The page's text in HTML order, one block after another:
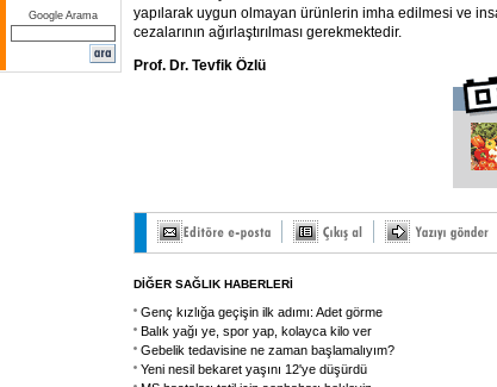
Google Arama
yapılarak uygun olmayan ürünlerin imha edilmesi ve
cezalarının ağırlaştırılması gerekmektedir.
Prof. Dr. Tevfik Özlü
DİĞER SAĞLIK HABERLERİ
Genç kızlığa geçişin ilk adımı: Adet görme
Balık yağı ye, spor yap, kolayca kilo ver
Gebelik tedavisine ne zaman başlamalıyım?
Yeni nesil bekaret yaşını 12'ye düşürdü